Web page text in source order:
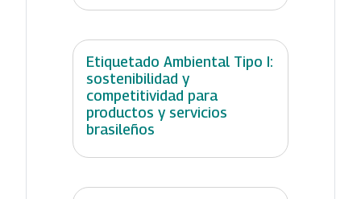
Etiquetado Ambiental Tipo I:
sostenibilidad y
competitividad para
productos y servicios
brasileños